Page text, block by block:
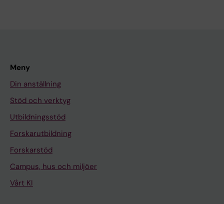
Meny
Din anställning
Stöd och verktyg
Utbildningsstöd
Forskarutbildning
Forskarstöd
Campus, hus och miljöer
Vårt KI